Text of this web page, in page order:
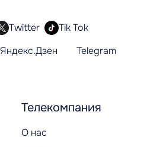
Телекомпания
О нас
Twitter
Tik Tok
Яндекс.Дзен
Telegram